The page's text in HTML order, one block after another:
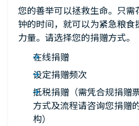
您的善举可以拯救生命。只需
钟的时间，就可以为紧急粮食
力量。请选择您的捐赠方式。
在线捐赠
设定捐赠频次
抵税捐赠（需凭合规捐赠
方式及流程请咨询您捐赠
构）